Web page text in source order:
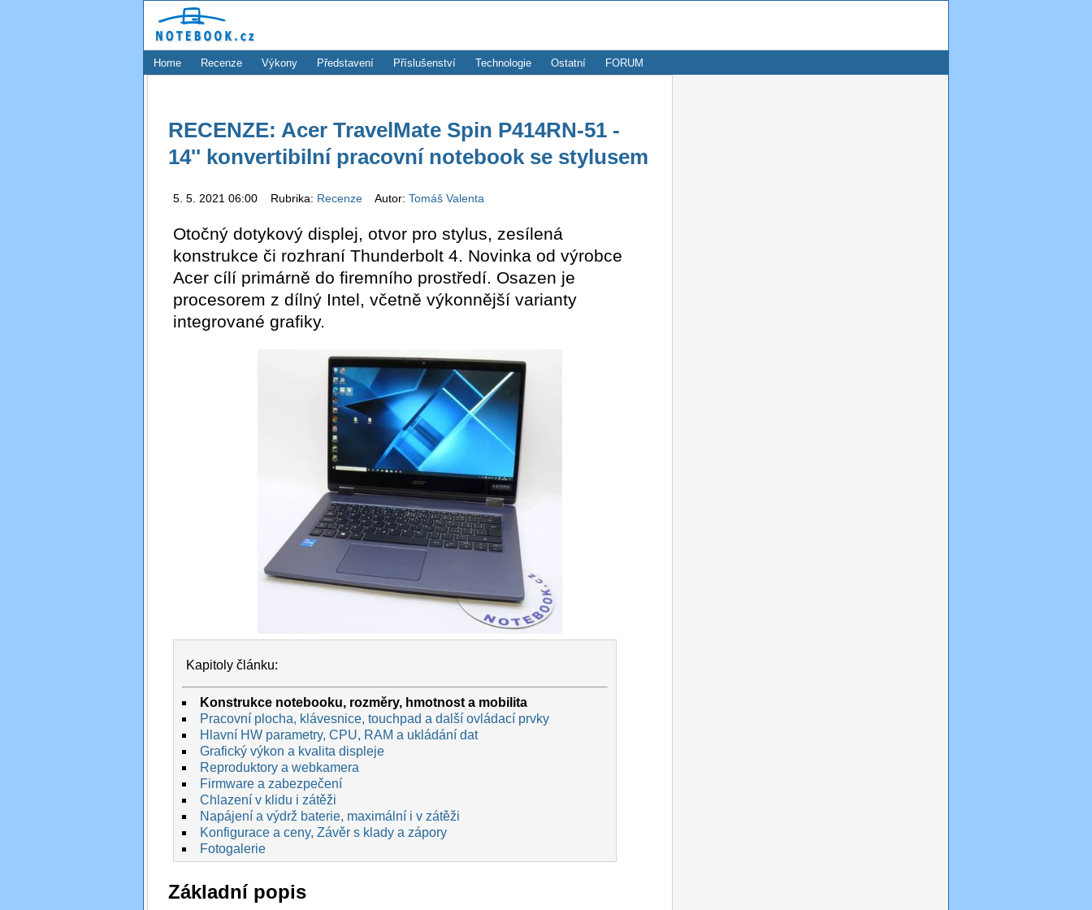
Home Recenze Výkony Představení Příslušenství Technologie Ostatní FORUM
RECENZE: Acer TravelMate Spin P414RN-51 -
14'' konvertibilní pracovní notebook se stylusem
5. 5. 2021 06:00 Rubrika: Recenze Autor: Tomáš Valenta
Otočný dotykový displej, otvor pro stylus, zesílená
konstrukce či rozhraní Thunderbolt 4. Novinka od výrobce
Acer cílí primárně do firemního prostředí. Osazen je
procesorem z dílný Intel, včetně výkonnější varianty
integrované grafiky.
Kapitoly článku:
Konstrukce notebooku, rozměry, hmotnost a mobilita
Pracovní plocha, klávesnice, touchpad a další ovládací prvky
Hlavní HW parametry, CPU, RAM a ukládání dat
Grafický výkon a kvalita displeje
Reproduktory a webkamera
Firmware a zabezpečení
Chlazení v klidu i zátěži
Napájení a výdrž baterie, maximální i v zátěži
Konfigurace a ceny, Závěr s klady a zápory
Fotogalerie
Základní popis